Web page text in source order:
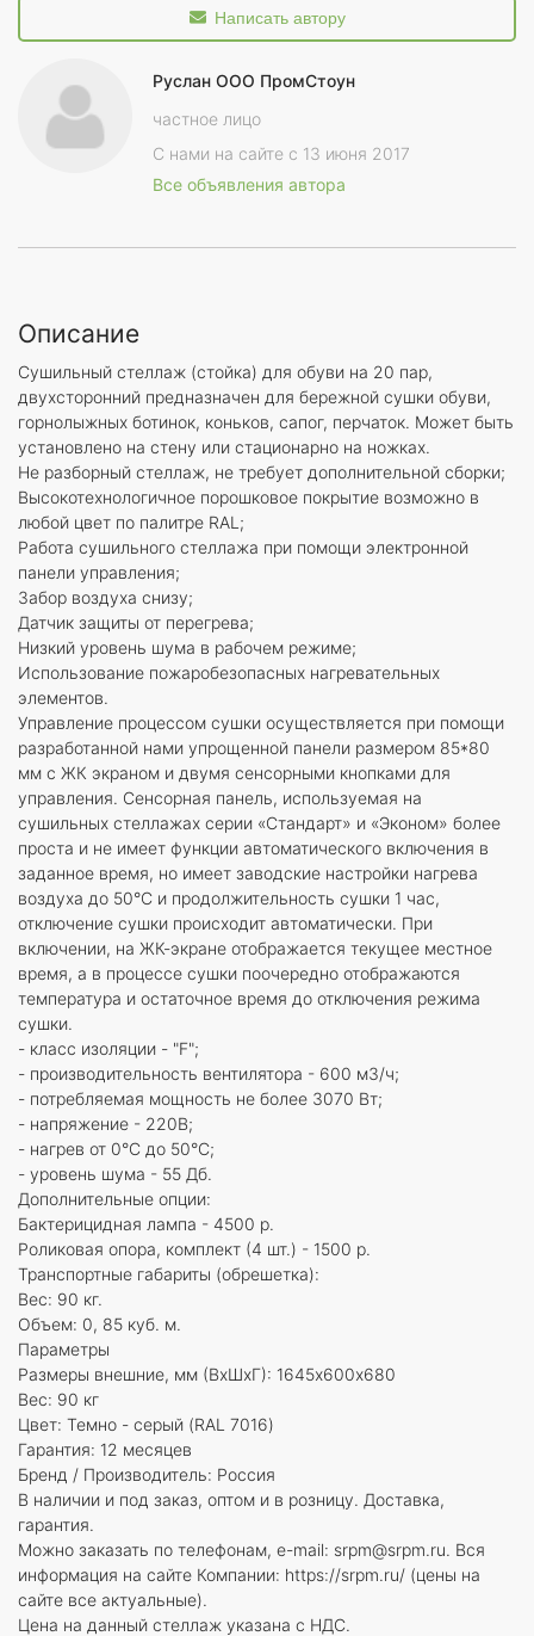
Написать автору
Руслан ООО ПромСтоун
частное лицо
С нами на сайте с 13 июня 2017
Все объявления автора
Описание
Сушильный стеллаж (стойка) для обуви на 20 пар,
двухсторонний предназначен для бережной сушки обуви,
горнолыжных ботинок, коньков, сапог, перчаток. Может быть
установлено на стену или стационарно на ножках.
Не разборный стеллаж, не требует дополнительной сборки;
Высокотехнологичное порошковое покрытие возможно в
любой цвет по палитре RAL;
Работа сушильного стеллажа при помощи электронной
панели управления;
Забор воздуха снизу;
Датчик защиты от перегрева;
Низкий уровень шума в рабочем режиме;
Использование пожаробезопасных нагревательных
элементов.
Управление процессом сушки осуществляется при помощи
разработанной нами упрощенной панели размером 85*80
мм с ЖК экраном и двумя сенсорными кнопками для
управления. Сенсорная панель, используемая на
сушильных стеллажах серии «Стандарт» и «Эконом» более
проста и не имеет функции автоматического включения в
заданное время, но имеет заводские настройки нагрева
воздуха до 50°С и продолжительность сушки 1 час,
отключение сушки происходит автоматически. При
включении, на ЖК-экране отображается текущее местное
время, а в процессе сушки поочередно отображаются
температура и остаточное время до отключения режима
сушки.
- класс изоляции - "F";
- производительность вентилятора - 600 м3/ч;
- потребляемая мощность не более 3070 Вт;
- напряжение - 220В;
- нагрев от 0°С до 50°С;
- уровень шума - 55 Дб.
Дополнительные опции:
Бактерицидная лампа - 4500 р.
Роликовая опора, комплект (4 шт.) - 1500 р.
Транспортные габариты (обрешетка):
Вес: 90 кг.
Объем: 0, 85 куб. м.
Параметры
Размеры внешние, мм (ВхШхГ): 1645х600х680
Вес: 90 кг
Цвет: Темно - серый (RAL 7016)
Гарантия: 12 месяцев
Бренд / Производитель: Россия
В наличии и под заказ, оптом и в розницу. Доставка,
гарантия.
Можно заказать по телефонам, e-mail: srpm@srpm.ru. Вся
информация на сайте Компании: https://srpm.ru/ (цены на
сайте все актуальные).
Цена на данный стеллаж указана с НДС.